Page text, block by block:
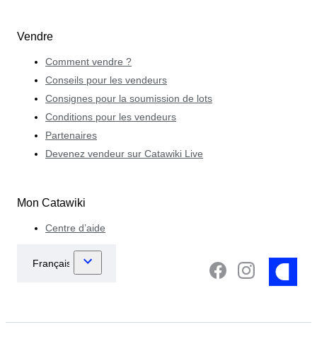
Vendre
Comment vendre ?
Conseils pour les vendeurs
Consignes pour la soumission de lots
Conditions pour les vendeurs
Partenaires
Devenez vendeur sur Catawiki Live
Mon Catawiki
Centre d’aide